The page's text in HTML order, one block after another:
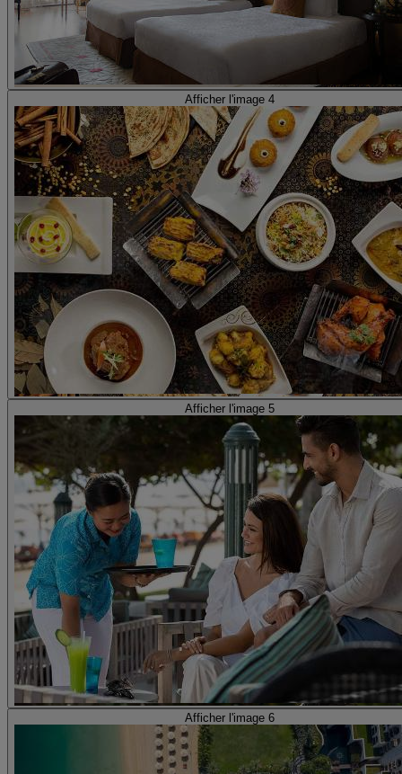
Afficher l'image 4
Afficher l'image 5
Afficher l'image 6